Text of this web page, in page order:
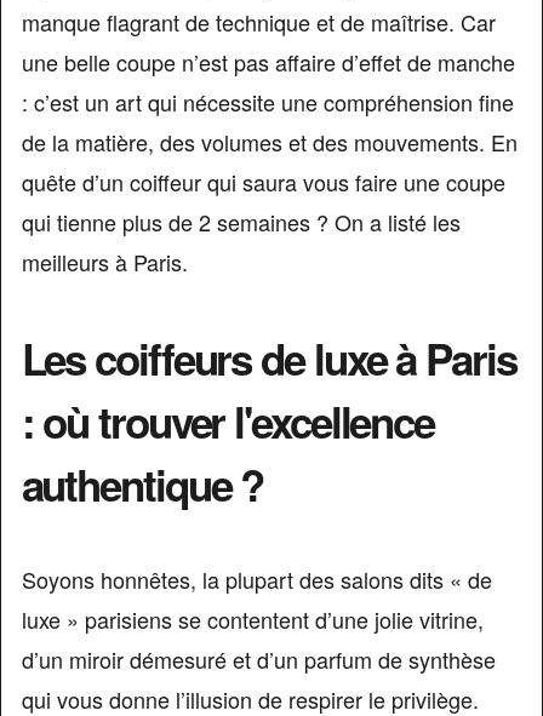
manque flagrant de technique et de maîtrise. Car
une belle coupe n’est pas affaire d’effet de manche
: c’est un art qui nécessite une compréhension fine
de la matière, des volumes et des mouvements. En
quête d’un coiffeur qui saura vous faire une coupe
qui tienne plus de 2 semaines ? On a listé les
meilleurs à Paris.
Les coiffeurs de luxe à Paris
: où trouver l'excellence
authentique ?
Soyons honnêtes, la plupart des salons dits « de
luxe » parisiens se contentent d’une jolie vitrine,
d’un miroir démesuré et d’un parfum de synthèse
qui vous donne l’illusion de respirer le privilège.